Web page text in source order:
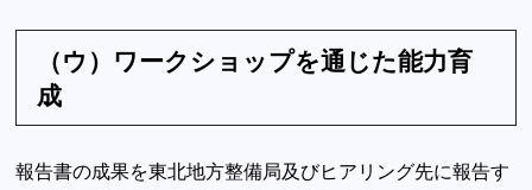
（ウ）ワークショップを通じた能力育
成
報告書の成果を東北地方整備局及びヒアリング先に報告す